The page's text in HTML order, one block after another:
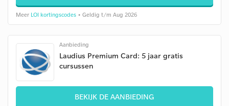
Meer LOI kortingscodes • Geldig t/m Aug 2026
Aanbieding
Laudius Premium Card: 5 jaar gratis
cursussen
BEKIJK DE AANBIEDING